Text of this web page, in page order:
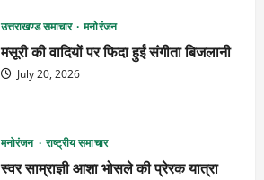
उत्तराखण्ड समाचार मनोरंजन
मसूरी की वादियों पर फिदा हुईं संगीता बिजलानी
July 20, 2026
मनोरंजन राष्ट्रीय समाचार
स्वर साम्राज्ञी आशा भोसले की प्रेरक यात्रा